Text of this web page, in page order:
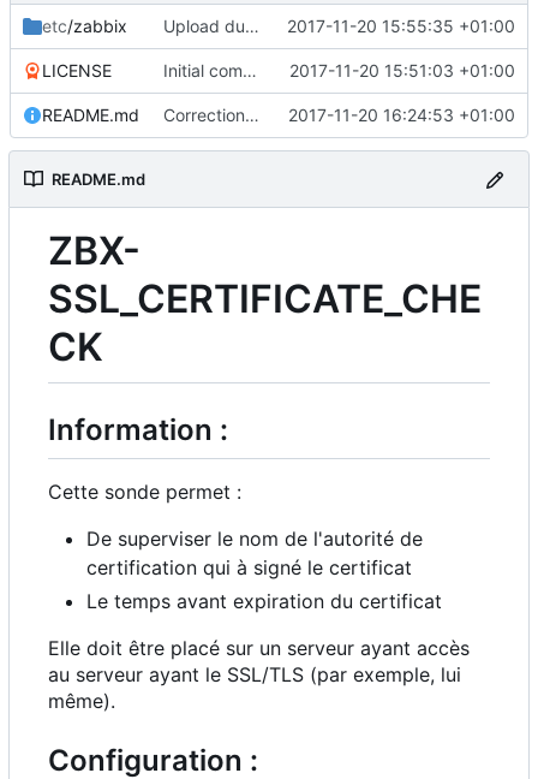
etc/zabbix Upload du UserParameter 2017-11-20 15:55:35 +01:00
LICENSE Initial commit 2017-11-20 15:51:03 +01:00
README.md Correction du README.md 2017-11-20 16:24:53 +01:00
README.md
ZBX-
SSL_CERTIFICATE_CHE
CK
Information :
Cette sonde permet :
De superviser le nom de l'autorité de
certification qui à signé le certificat
Le temps avant expiration du certificat
Elle doit être placé sur un serveur ayant accès
au serveur ayant le SSL/TLS (par exemple, lui
même).
Configuration :